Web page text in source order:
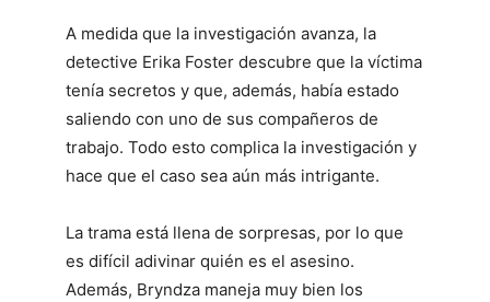
A medida que la investigación avanza, la
detective Erika Foster descubre que la víctima
tenía secretos y que, además, había estado
saliendo con uno de sus compañeros de
trabajo. Todo esto complica la investigación y
hace que el caso sea aún más intrigante.
La trama está llena de sorpresas, por lo que
es difícil adivinar quién es el asesino.
Además, Bryndza maneja muy bien los